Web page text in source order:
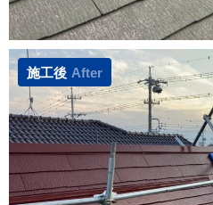
施工後 After